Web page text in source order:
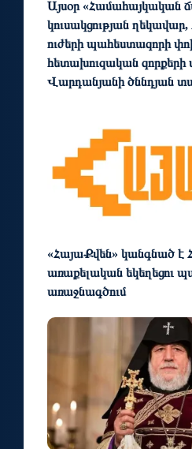
Այսօր «Համահայկական
կուսակցության
ուժերի պահեստազորի
հետախուզական
Վարդանյանի ծննդյան
«ՀայաՔվեն» կանգնած է
առաքելական եկեղեցու
առաջնագծում
Պարարվեստի
հաջող